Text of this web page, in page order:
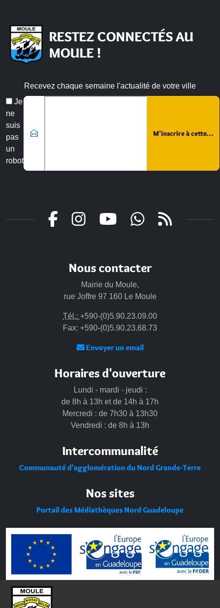
RESTEZ CONNECTÉS AU
MOULE !
Recevez chaque semaine l'actualité de votre ville
Je
ne
suis
pas
un
robot
Veuillez laisser ce champ vide :
Email
Nous contacter
Mairie du Moule,
rue Joffre 97 160 Le Moule
Tél.: +590-(0)5.90.23.09.00
Fax: +590-(0)5.90.23.68.73
Envoyer un email
Horaires d'ouverture
Lundi - mardi - jeudi :
de 8h à 13h et de 14h à 17h
Mercredi : de 7h30 à 13h30
Vendredi : de 8h à 13h
Intercommunalité
Communauté d’agglomération du Nord Grande-Terre
Nos sites
Portail des Médiathèques Nord Guadeloupe